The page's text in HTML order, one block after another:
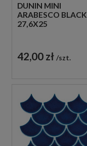
DUNIN MINI
ARABESCO BLACK
27,6X25
42,00 zł szt.